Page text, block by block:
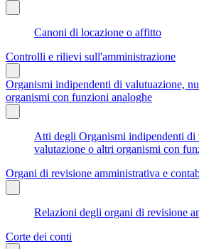
Canoni di locazione o affitto
Controlli e rilievi sull'amministrazione
Organismi indipendenti di valutuazione,
organismi con funzioni analoghe
Atti degli Organismi indipendenti di
valutazione o altri organismi con
Organi di revisione amministrativa e
Relazioni degli organi di revisione
Corte dei conti